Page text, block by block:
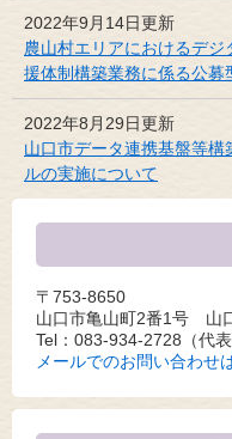
2022年9月14日更新
農山村エリアにおけるデ
援体制構築業務に係る公募
2022年8月29日更新
山口市データ連携基盤等
ルの実施について
〒753-8650
山口市亀山町2番1号 山
Tel：083-934-2728 （代表
メールでのお問い合わせ